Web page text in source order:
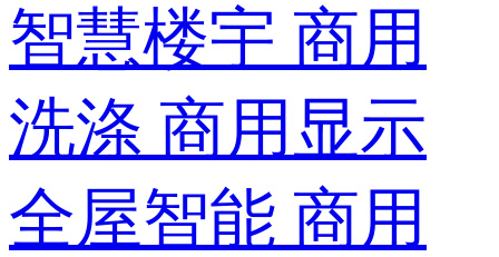
智慧楼宇 商用
洗涤 商用显示
全屋智能 商用